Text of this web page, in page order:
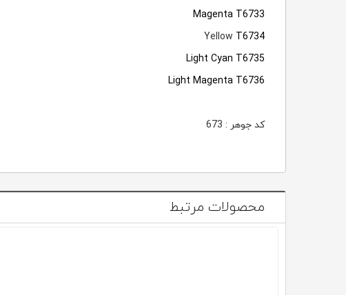
Magenta T6733
Yellow T6734
Light Cyan T6735
Light Magenta T6736
کد جوهر : 673
محصولات مرتبط